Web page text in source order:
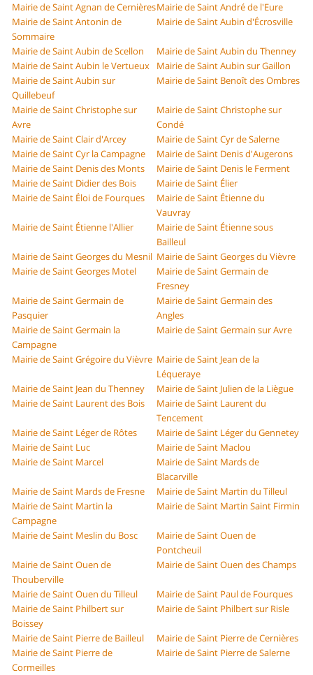
Mairie de Saint Agnan de CernièresMairie de Saint André de l'Eure
Mairie de Saint Antonin de
Sommaire
Mairie de Saint Aubin d'Écrosville
Mairie de Saint Aubin de Scellon
Mairie de Saint Aubin du Thenney
Mairie de Saint Aubin le Vertueux
Mairie de Saint Aubin sur Gaillon
Mairie de Saint Aubin sur
Quillebeuf
Mairie de Saint Benoît des Ombres
Mairie de Saint Christophe sur
Avre
Mairie de Saint Christophe sur
Condé
Mairie de Saint Clair d'Arcey
Mairie de Saint Cyr de Salerne
Mairie de Saint Cyr la Campagne
Mairie de Saint Denis d'Augerons
Mairie de Saint Denis des Monts
Mairie de Saint Denis le Ferment
Mairie de Saint Didier des Bois
Mairie de Saint Élier
Mairie de Saint Éloi de Fourques
Mairie de Saint Étienne du
Vauvray
Mairie de Saint Étienne l'Allier
Mairie de Saint Étienne sous
Bailleul
Mairie de Saint Georges du Mesnil Mairie de Saint Georges du Vièvre
Mairie de Saint Georges Motel
Mairie de Saint Germain de
Fresney
Mairie de Saint Germain de
Pasquier
Mairie de Saint Germain des
Angles
Mairie de Saint Germain la
Campagne
Mairie de Saint Germain sur Avre
Mairie de Saint Grégoire du Vièvre Mairie de Saint Jean de la
Léqueraye
Mairie de Saint Jean du Thenney
Mairie de Saint Julien de la Liègue
Mairie de Saint Laurent des Bois
Mairie de Saint Laurent du
Tencement
Mairie de Saint Léger de Rôtes
Mairie de Saint Léger du Gennetey
Mairie de Saint Luc
Mairie de Saint Maclou
Mairie de Saint Marcel
Mairie de Saint Mards de
Blacarville
Mairie de Saint Mards de Fresne
Mairie de Saint Martin du Tilleul
Mairie de Saint Martin la
Campagne
Mairie de Saint Martin Saint Firmin
Mairie de Saint Meslin du Bosc
Mairie de Saint Ouen de
Pontcheuil
Mairie de Saint Ouen de
Thouberville
Mairie de Saint Ouen des Champs
Mairie de Saint Ouen du Tilleul
Mairie de Saint Paul de Fourques
Mairie de Saint Philbert sur
Boissey
Mairie de Saint Philbert sur Risle
Mairie de Saint Pierre de Bailleul
Mairie de Saint Pierre de Cernières
Mairie de Saint Pierre de
Cormeilles
Mairie de Saint Pierre de Salerne